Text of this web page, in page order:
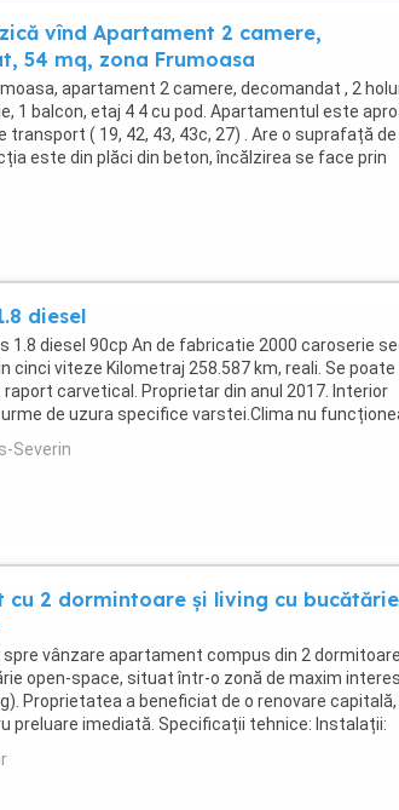
vînd Apartament 2 camere,
54 mq, zona Frumoasa
apartament 2 camere, decomandat , 2
1 balcon, etaj 4 4 cu pod. Apartamentul este
transport ( 19, 42, 43, 43c, 27) . Are o suprafață de
este din plăci din beton, încălzirea se face prin
diesel
1.8 diesel 90cp An de fabricatie 2000 caroserie
cinci viteze Kilometraj 258.587 km, reali. Se poate
carvetical. Proprietar din anul 2017. Interior
de uzura specifice varstei.Clima nu
-Geamuri ...
Severin
cu 2 dormintoare și living cu bucătărie
spre vânzare apartament compus din 2
open-space, situat într-o zonă de maxim
Proprietatea a beneficiat de o renovare
preluare imediată. Specificații tehnice: Instalații:
...